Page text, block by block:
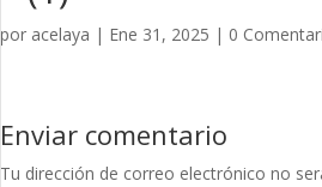
por acelaya | Ene 31, 2025 | 0
Enviar comentario
Tu dirección de correo electrónico no